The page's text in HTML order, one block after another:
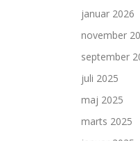
januar 2026
november
september
juli 2025
maj 2025
marts 2025